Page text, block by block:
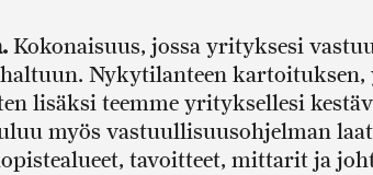
Kokonaisuus, jossa yrityksesi
Nykytilanteen kartoituksen,
lisäksi teemme yrityksellesi
myös vastuullisuusohjelman
tavoitteet, mittarit ja